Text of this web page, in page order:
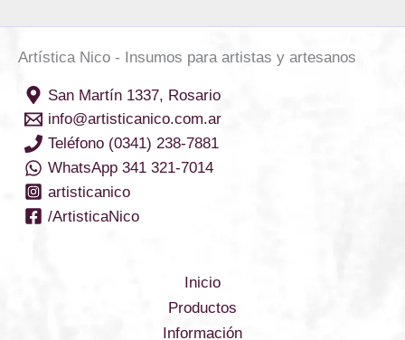
Artística Nico - Insumos para artistas y artesanos
San Martín 1337, Rosario
info@artisticanico.com.ar
Teléfono (0341) 238-7881
WhatsApp 341 321-7014
artisticanico
/ArtisticaNico
Inicio
Productos
Información